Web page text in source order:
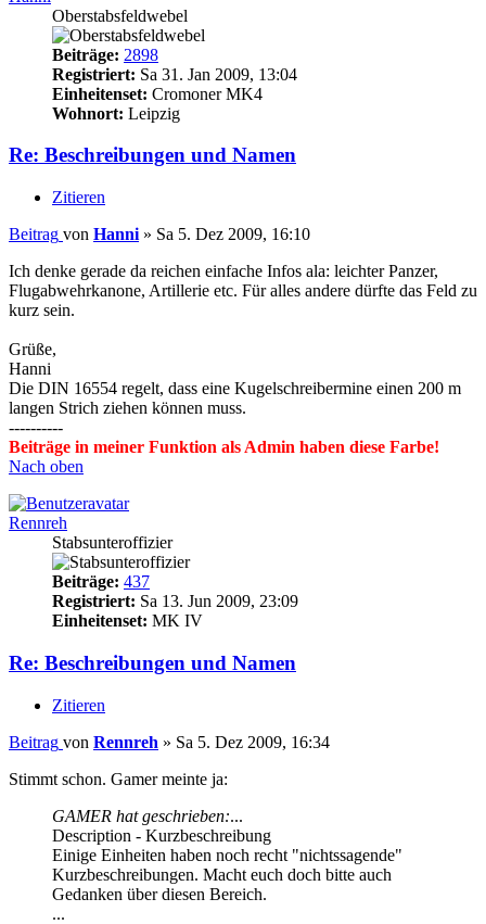
Oberstabsfeldwebel
Beiträge: 2898
Registriert: Sa 31. Jan 2009, 13:04
Einheitenset: Cromoner MK4
Wohnort: Leipzig
Re: Beschreibungen und Namen
Zitieren
Beitrag von Hanni » Sa 5. Dez 2009, 16:10
Ich denke gerade da reichen einfache Infos ala: leichter Panzer,
Flugabwehrkanone, Artillerie etc. Für alles andere dürfte das Feld zu
kurz sein.
Grüße,
Hanni
Die DIN 16554 regelt, dass eine Kugelschreibermine einen 200 m
langen Strich ziehen können muss.
----------
Beiträge in meiner Funktion als Admin haben diese Farbe!
Nach oben
Rennreh
Stabsunteroffizier
Beiträge: 437
Registriert: Sa 13. Jun 2009, 23:09
Einheitenset: MK IV
Re: Beschreibungen und Namen
Zitieren
Beitrag von Rennreh » Sa 5. Dez 2009, 16:34
Stimmt schon. Gamer meinte ja:
GAMER hat geschrieben:...
Description - Kurzbeschreibung
Einige Einheiten haben noch recht "nichtssagende"
Kurzbeschreibungen. Macht euch doch bitte auch
Gedanken über diesen Bereich.
...